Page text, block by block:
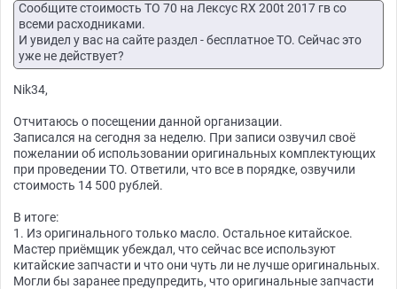
Сообщите стоимость ТО 70 на Лексус RX 200t 2017 гв со
всеми расходниками.
И увидел у вас на сайте раздел - бесплатное ТО. Сейчас это
уже не действует?
Nik34,
Отчитаюсь о посещении данной организации.
Записался на сегодня за неделю. При записи озвучил своё
пожелании об использовании оригинальных комплектующих
при проведении ТО. Ответили, что все в порядке, озвучили
стоимость 14 500 рублей.
В итоге:
1. Из оригинального только масло. Остальное китайское.
Мастер приёмщик убеждал, что сейчас все используют
китайские запчасти и что они чуть ли не лучше оригинальных.
Могли бы заранее предупредить, что оригинальные запчасти